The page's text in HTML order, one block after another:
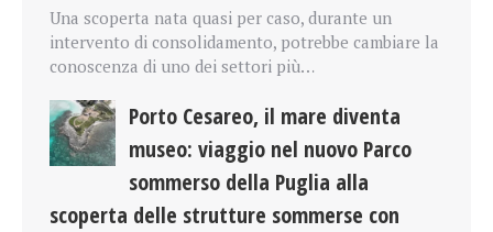
Una scoperta nata quasi per caso, durante un
intervento di consolidamento, potrebbe cambiare la
conoscenza di uno dei settori più…
Porto Cesareo, il mare diventa
museo: viaggio nel nuovo Parco
sommerso della Puglia alla
scoperta delle strutture sommerse con